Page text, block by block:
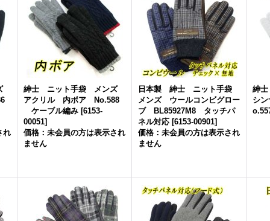
れ
紳士 ニット手袋 メンズ
アクリル 内ボア No.588
ケーブル編み [6153-
00051]
価格：未会員の方は表示され
ません
日本製 紳士 ニット手袋
メンズ ウールコンビグロー
ブ BL85927M8 タッチパ
ネル対応 [6153-00901]
価格：未会員の方は表示され
ません
紳
シ